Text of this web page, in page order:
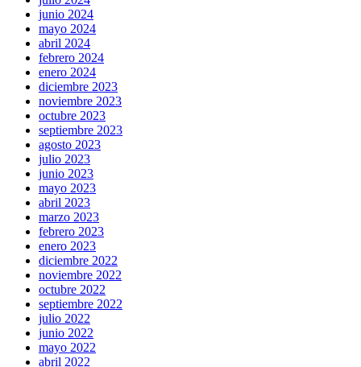
junio 2024
mayo 2024
abril 2024
febrero 2024
enero 2024
diciembre 2023
noviembre 2023
octubre 2023
septiembre 2023
agosto 2023
julio 2023
junio 2023
mayo 2023
abril 2023
marzo 2023
febrero 2023
enero 2023
diciembre 2022
noviembre 2022
octubre 2022
septiembre 2022
julio 2022
junio 2022
mayo 2022
abril 2022